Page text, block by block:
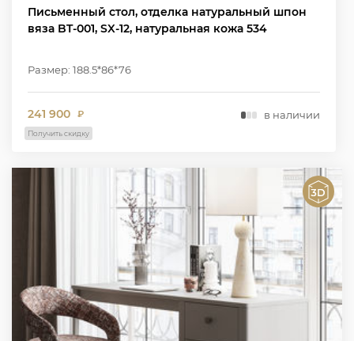
Письменный стол, отделка натуральный шпон
вяза BT-001, SX-12, натуральная кожа 534
Размер: 188.5*86*76
241 900 ₽ в наличии
Получить скидку